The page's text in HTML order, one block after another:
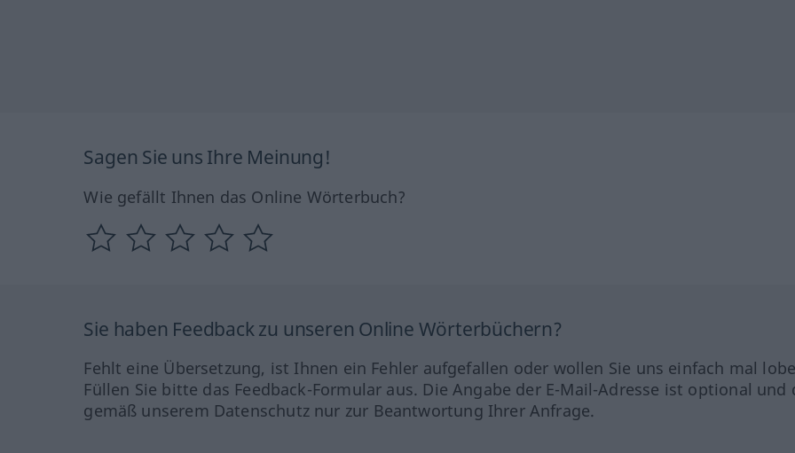
Sagen Sie uns Ihre Meinung!
Wie gefällt Ihnen das Online Wörterbuch?
Sie haben Feedback zu unseren Online Wörterbüchern?
Fehlt eine Übersetzung, ist Ihnen ein Fehler aufgefallen oder wollen Sie uns einfach mal
Füllen Sie bitte das Feedback-Formular aus. Die Angabe der E-Mail-Adresse ist optional und
gemäß unserem Datenschutz nur zur Beantwortung Ihrer Anfrage.